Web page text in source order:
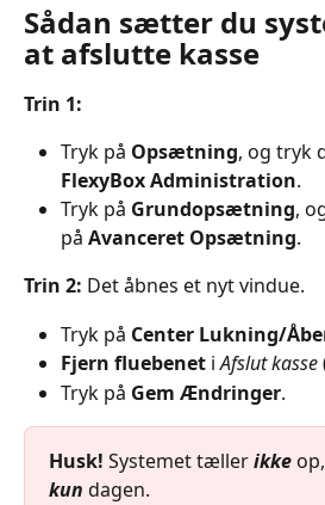
Sådan sætter du
at afslutte kasse
Trin 1:
Tryk på Opsætning, og tryk
FlexyBox Administration.
Tryk på Grundopsætning,
på Avanceret Opsætning.
Trin 2: Det åbnes et nyt vindue.
Tryk på Center Lukning/
Fjern fluebenet i Afslut kasse
Tryk på Gem Ændringer.
Husk! Systemet tæller ikke
kun dagen.